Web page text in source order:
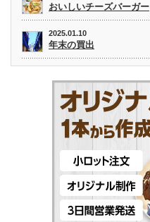
おいしいチーズバーガー
2025.01.10
年末の買出